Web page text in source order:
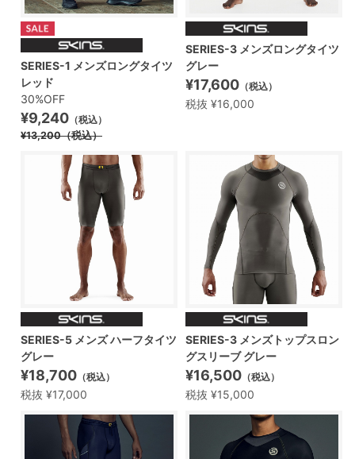
SERIES-1 メンズロングタイツ
レッド
30%OFF
¥9,240 （税込）
¥13,200（税込）
SERIES-3 メンズロングタイツ
グレー
¥17,600 （税込）
税抜 ¥16,000
SERIES-5 メンズ ハーフタイツ
グレー
¥18,700 （税込）
税抜 ¥17,000
SERIES-3 メンズトップスロン
グスリーブ グレー
¥16,500 （税込）
税抜 ¥15,000